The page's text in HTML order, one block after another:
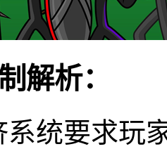
解析：
系统要求玩